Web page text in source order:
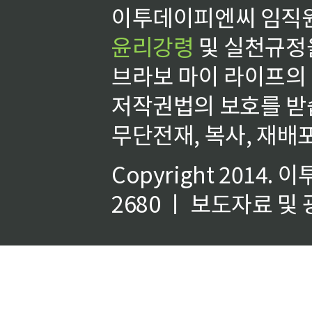
이투데이피엔씨 임
윤리강령 및 실천규
브라보 마이 라이프
저작권법의 보호를
무단전재, 복사, 재배
Copyright 2014. 이
2680 ㅣ 보도자료